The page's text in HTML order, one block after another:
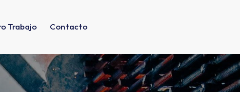
Trabajo Contacto